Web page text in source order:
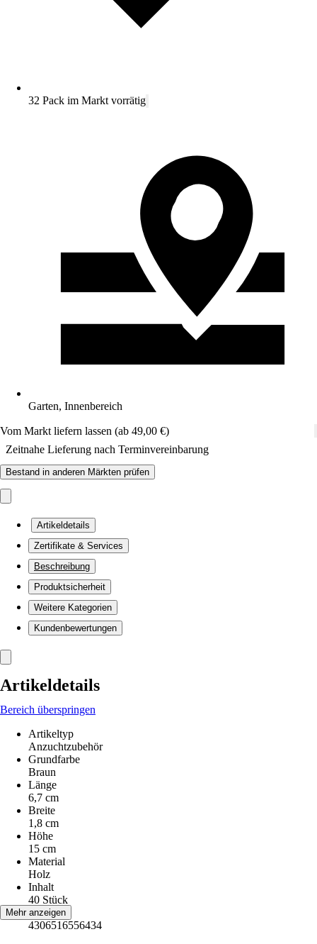
32 Pack im Markt vorrätig
Garten, Innenbereich
Vom Markt liefern lassen (ab 49,00 €)
Zeitnahe Lieferung nach Terminvereinbarung
Bestand in anderen Märkten prüfen
Artikeldetails
Zertifikate & Services
Beschreibung
Produktsicherheit
Weitere Kategorien
Kundenbewertungen
Artikeldetails
Bereich überspringen
Artikeltyp
Anzuchtzubehör
Grundfarbe
Braun
Länge
6,7 cm
Breite
1,8 cm
Höhe
15 cm
Material
Holz
Inhalt
40 Stück
EAN
4306516556434
Mehr anzeigen